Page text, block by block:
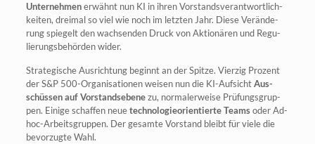
Unter­neh­menerwähnt nun KI in ihren Vor­stands­ver­ant­wort­lich­
kei­ten, drei­mal so viel wie noch im letz­ten Jahr. Die­se Ver­än­de­
rung spie­gelt den wach­sen­den Druck von Aktio­nä­ren und Regu­
lie­rungs­be­hör­den wider.
Stra­te­gi­sche Aus­rich­tung beginnt an der Spit­ze. Vier­zig Pro­zent
der S&P 500-Orga­ni­sa­tio­nen wei­sen nun die KI-Auf­sichtAus­
schüs­sen auf Vor­stands­ebe­nezu, nor­ma­ler­wei­se Prü­fungs­grup­
pen. Eini­ge schaf­fen neuetech­no­lo­gie­ori­en­tier­te Teamsoder Ad-
hoc-Arbeits­grup­pen. Der gesam­te Vor­stand bleibt für vie­le die
bevor­zug­te Wahl.